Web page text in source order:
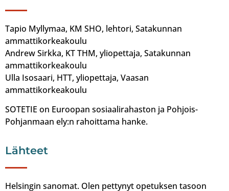
Tapio Myllymaa, KM SHO, lehtori, Satakunnan
ammattikorkeakoulu
Andrew Sirkka, KT THM, yliopettaja, Satakunnan
ammattikorkeakoulu
Ulla Isosaari, HTT, yliopettaja, Vaasan
ammattikorkeakoulu
SOTETIE on Euroopan sosiaalirahaston ja Pohjois-
Pohjanmaan ely:n rahoittama hanke.
Lähteet
Helsingin sanomat. Olen pettynyt opetuksen tasoon